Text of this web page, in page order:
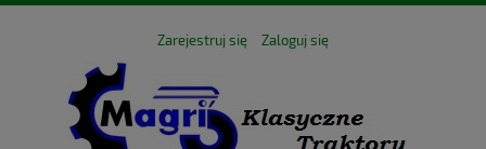
Zarejestruj się Zaloguj się